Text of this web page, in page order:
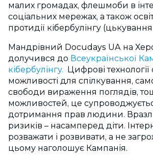
малих громадах, флешмоби в
соціальних мережах, а також
протидії кібербулінгу (цькування
Мандрівний Docudays UA на
долучився до Всеукраїнської
кібербулінгу. Цифрові
можливості для спілкування,
свободи вираження поглядів,
можливостей, це
дотримання прав людини.
ризиків – насамперед діти.
розважати і розвивати, а не
цьому наголошує Кампанія.